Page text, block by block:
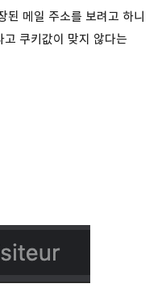
된 메일 주소를 보려고 하니
고 쿠키값이 맞지 않다는